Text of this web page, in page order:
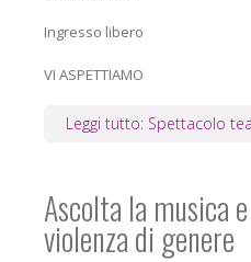
Ingresso libero
VI ASPETTIAMO
Leggi tutto: Spettacolo
Ascolta la musica
violenza di genere